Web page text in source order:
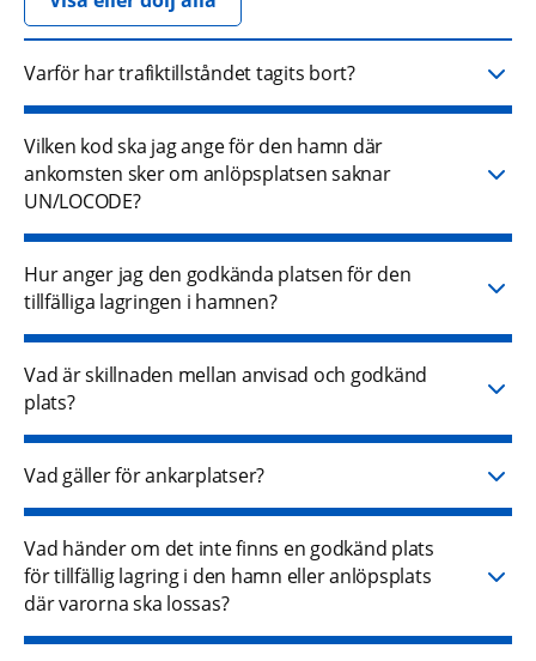
Varför har trafiktillståndet tagits bort?
Vilken kod ska jag ange för den hamn där
ankomsten sker om anlöpsplatsen saknar
UN/LOCODE?
Hur anger jag den godkända platsen för den
tillfälliga lagringen i hamnen?
Vad är skillnaden mellan anvisad och godkänd
plats?
Vad gäller för ankarplatser?
Vad händer om det inte finns en godkänd plats
för tillfällig lagring i den hamn eller anlöpsplats
där varorna ska lossas?